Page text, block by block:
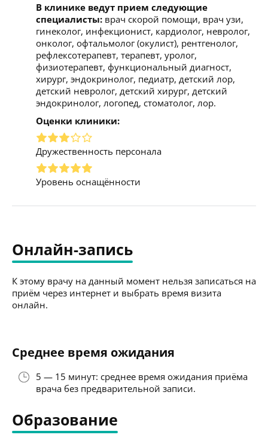
В клинике ведут прием следующие
специалисты: врач скорой помощи, врач узи,
гинеколог, инфекционист, кардиолог, невролог,
онколог, офтальмолог (окулист), рентгенолог,
рефлексотерапевт, терапевт, уролог,
физиотерапевт, функциональный диагност,
хирург, эндокринолог, педиатр, детский лор,
детский невролог, детский хирург, детский
эндокринолог, логопед, стоматолог, лор.
Оценки клиники:
Дружественность персонала
Уровень оснащённости
Онлайн-запись
К этому врачу на данный момент нельзя записаться на
приём через интернет и выбрать время визита
онлайн.
Среднее время ожидания
5 — 15 минут: среднее время ожидания приёма
врача без предварительной записи.
Образование